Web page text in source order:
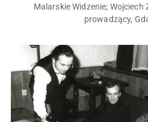
Malarskie Widzenie;
prowadzący,